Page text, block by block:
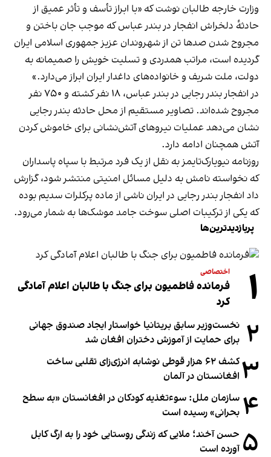
وزارت خارجه طالبان نوشت که «با ابراز تأسف و تأثر عمیق از
حادثهٔ دلخراش انفجار در بندر عباس که موجب جان باختن و
مجروح شدن صدها تن از شهروندان عزیز جمهوری اسلامی ایران
گردیده است، مراتب همدردی و تسلیت خویش را صمیمانه به
دولت، ملت شریف و خانواده‌های داغدار ایران ابراز می‌دارد.»
در انفجار بندر رجایی در بندر عباس، ۱۸ نفر کشته و ۷۵۰ نفر
مجروح شده‌اند. تصاویر مستقیم از محل حادثه بندر رجایی
نشان می‌دهد عملیات نیروهای آتش‌نشانی برای خاموش کردن
آتش همچنان ادامه دارد.
روزنامه نیویارک‌تایمز به نقل از یک فرد مرتبط با سپاه پاسداران
که نخواسته نامش به دلیل مسائل امنیتی منتشر شود، گزارش
داد انفجار بندر رجایی در ایران ناشی از ماده‌ پرکلرات سدیم بوده
که یکی از ترکیبات اصلی سوخت جامد موشک‌ها به شمار می‌رود.
پربازدیدترین‌ها
۱ اختصاصی
فرمانده فاطمیون برای جنگ با طالبان اعلام آمادگی
کرد
۲ نخست‌وزیر سابق بریتانیا خواستار ایجاد صندوق جهانی
برای حمایت از آموزش دختران افغان شد
۳
کشف ۶۲ هزار قوطی نوشابه انرژی‌زای تقلبی ساخت
افغانستان در آلمان
۴ سازمان ملل: سوء‌تغذیه کودکان در افغانستان «به سطح
بحرانی» رسیده است
۵ حسن آخند؛ ملایی که زندگی روستایی خود را به ارگ کابل
آورده است